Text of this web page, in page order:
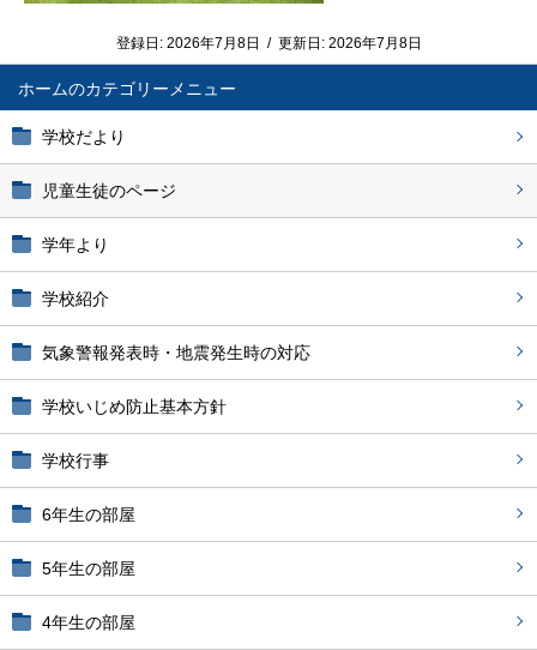
ホーム
学校だより
児童生徒のページ
学年より
学校紹介
気象警報発表時・地震発生時の対応
学校いじめ防止基本方針
学校行事
6年生の部屋
5年生の部屋
4年生の部屋
登録日: 2026年7月8日 / 更新日: 2026年7月8日